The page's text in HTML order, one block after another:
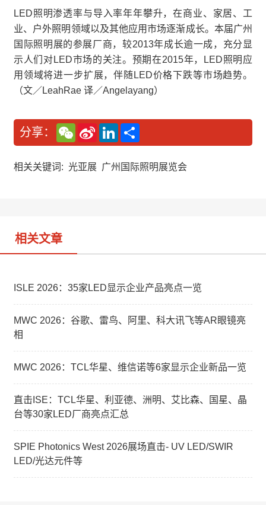
LED照明渗透率与导入率年年攀升，在商业、家居、工
业、户外照明领域以及其他应用市场逐渐成长。本届广州
国际照明展的参展厂商，较2013年成长逾一成，充分显
示人们对LED市场的关注。预期在2015年，LED照明应
用领域将进一步扩展，伴随LED价格下跌等市场趋势。
（文／LeahRae 译／Angelayang）
分享：
W
e
C
a
S
n
W
L
n
e
相关关键词: 光亚展 广州国际照明展览会
相关文章
ISLE 2026：35家LED显示企业产品亮点一览
MWC 2026：谷歌、雷鸟、阿里、科大讯飞等AR眼镜亮
相
MWC 2026：TCL华星、维信诺等6家显示企业新品一览
直击ISE：TCL华星、利亚德、洲明、艾比森、国星、晶
台等30家LED厂商亮点汇总
SPIE Photonics West 2026展场直击- UV LED/SWIR
LED/光达元件等